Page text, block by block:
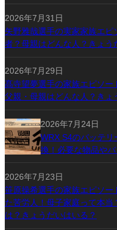
2026年7月31日
矢野雅哉選手の実家家族エ
者？母親はどんな人？きょう
2026年7月29日
髙寺望夢選手の家族エピソー
父親・母親はどんな人？きょ
2026年7月24日
WRX S4のバッテ
換！必要な物品や
2026年7月23日
笹原操希選手の家族エピソー
た苦労人！母子家庭って本
は？きょうだいはいる？